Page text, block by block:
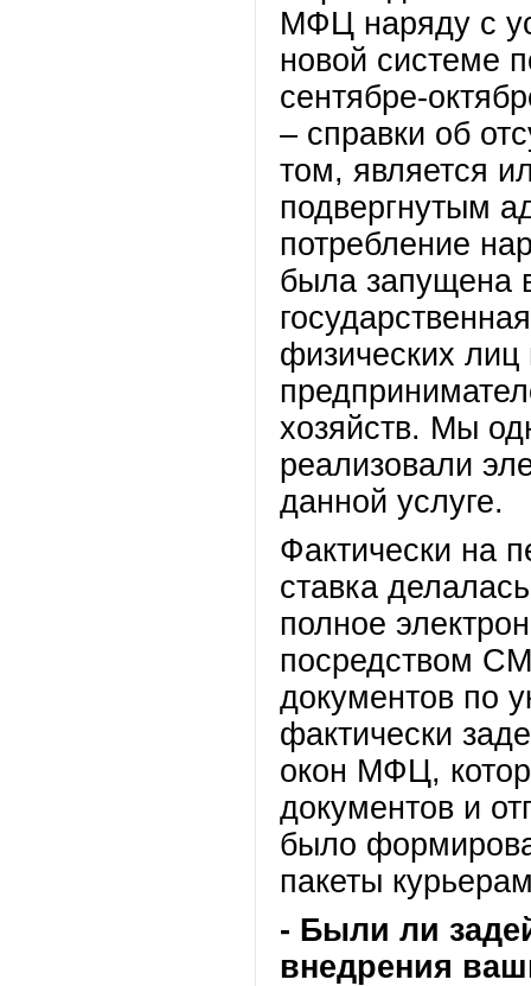
МФЦ наряду с
новой системе
сентябре-
– справки об
том, является
подвергнутым
потребление
была запущена
физических лиц
хозяйств. Мы
реализовали
данной услуге.
Фактически на
ставка
полное
посредством
документов по
фактически
окон МФЦ,
документов и
было
пакеты
- Были ли
внедрения